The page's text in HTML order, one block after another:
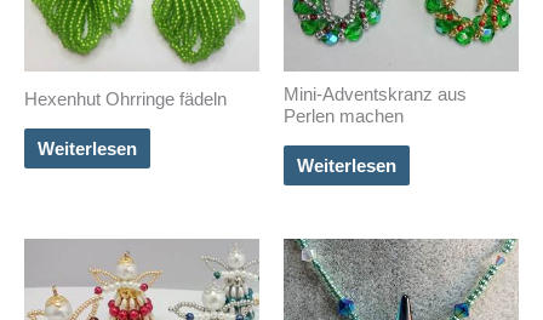
Hexenhut Ohrringe fädeln
Weiterlesen
Mini-Adventskranz aus
Perlen machen
Weiterlesen